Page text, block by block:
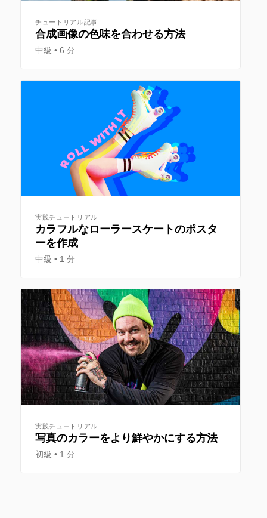
チュートリアル記事
合成画像の色味を合わせる方法
中級 6 分
実践チュートリアル
カラフルなローラースケートのポスタ
ーを作成
中級 1 分
実践チュートリアル
写真のカラーをより鮮やかにする方法
初級 1 分